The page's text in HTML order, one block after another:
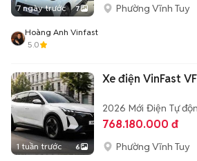
7 ngày trước 7 Phường Vĩnh Tuy
Hoàng Anh Vinfast
5.0
1 tuần trước 6
Xe điện VinFast
2026 Mới Điện Tự
768.180.000 đ
Phường Vĩnh Tuy